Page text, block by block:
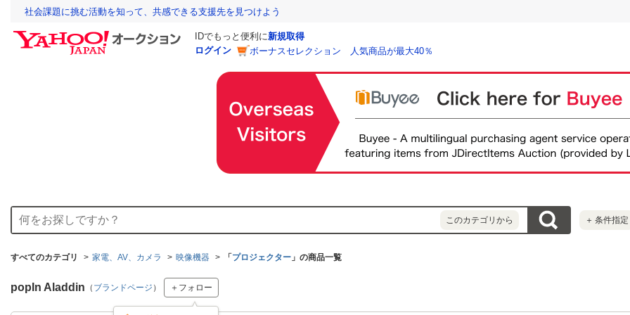
社会課題に挑む活動を知って、共感できる支援先を見つけよう
IDでもっと便利に新規取得
ログイン
ボーナスセレクション 人気商品が最大40％
このカテゴリから ＋ 条件指定
すべてのカテゴリ 家電、AV、カメラ 映像機器 「 プロジェクター 」の商品一覧
popIn Aladdin （ ブランドページ ） ＋フォロー